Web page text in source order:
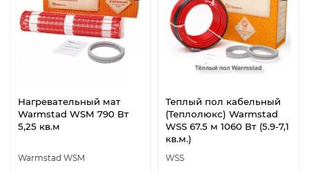
Нагревательный мат
Warmstad WSM 790 Вт
5,25 кв.м
Warmstad WSM
Теплый пол кабельный
(Теплолюкс) Warmstad
WSS 67.5 м 1060 Вт (5.9-7,1
кв.м.)
WSS